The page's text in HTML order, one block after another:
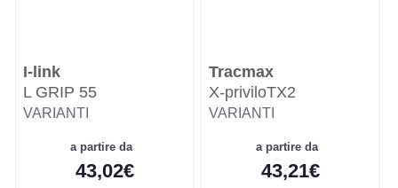
I-link
L GRIP 55
VARIANTI
a partire da
43,02€
Tracmax
X-priviloTX2
VARIANTI
a partire da
43,21€